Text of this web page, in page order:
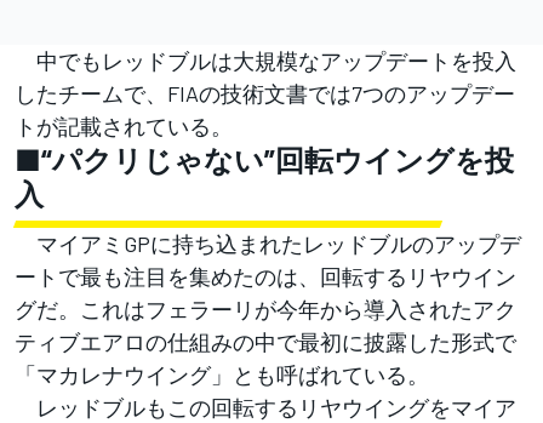
中でもレッドブルは大規模なアップデートを投入
したチームで、FIAの技術文書では7つのアップデー
トが記載されている。
■“パクリじゃない”回転ウイングを投
入
マイアミGPに持ち込まれたレッドブルのアップデ
ートで最も注目を集めたのは、回転するリヤウイン
グだ。これはフェラーリが今年から導入されたアク
ティブエアロの仕組みの中で最初に披露した形式で
「マカレナウイング」とも呼ばれている。
レッドブルもこの回転するリヤウイングをマイア